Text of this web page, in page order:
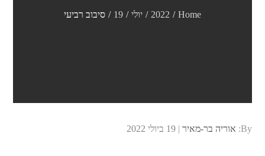
Home
2022 יולי 19 סיבוב רביעי
By: אוריה בר-מאיר
Posted
19 ביולי 2022